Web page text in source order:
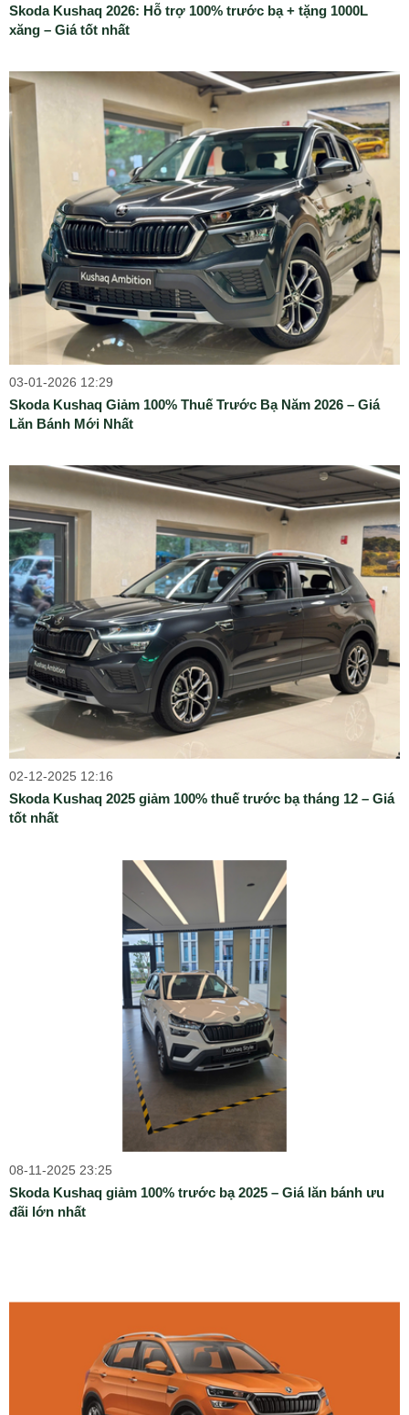
Skoda Kushaq 2026: Hỗ trợ 100% trước bạ + tặng 1000L
xăng – Giá tốt nhất
03-01-2026 12:29
Skoda Kushaq Giảm 100% Thuế Trước Bạ Năm 2026 – Giá
Lăn Bánh Mới Nhất
02-12-2025 12:16
Skoda Kushaq 2025 giảm 100% thuế trước bạ tháng 12 – Giá
tốt nhất
08-11-2025 23:25
Skoda Kushaq giảm 100% trước bạ 2025 – Giá lăn bánh ưu
đãi lớn nhất